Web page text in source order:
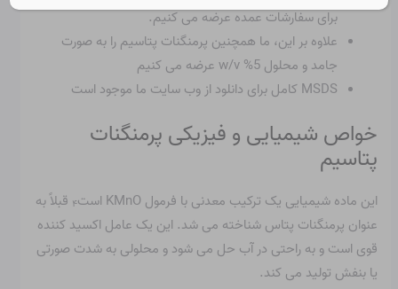
برای سفارشات عمده عرضه می کنیم.
علاوه بر این، ما همچنین پرمنگنات پتاسیم را به صورت
جامد و محلول 5% w/v عرضه می کنیم
MSDS کامل برای دانلود از وب سایت ما موجود است
خواص شیمیایی و فیزیکی پرمنگنات
پتاسیم
این ماده شیمیایی یک ترکیب معدنی با فرمول KMnO است ۴ قبلاً به
عنوان پرمنگنات پتاس شناخته می شد. این یک عامل اکسید کننده
قوی است و به راحتی در آب حل می شود و محلولی به شدت صورتی
یا بنفش تولید می کند.